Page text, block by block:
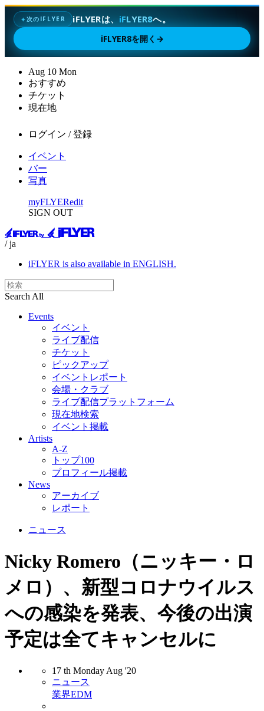
✦次のIFLYER iFLYERは、 iFLYER8へ。
iFLYER8を開く →
Aug 10 Mon
おすすめ
チケット
現在地
ログイン / 登録
イベント
バー
写真
myFLYERedit
SIGN OUT
/ ja
iFLYER is also available in ENGLISH.
Search All
Events
イベント
ライブ配信
チケット
ピックアップ
イベントレポート
会場・クラブ
ライブ配信プラットフォーム
現在地検索
イベント掲載
Artists
A-Z
トップ100
プロフィール掲載
News
アーカイブ
レポート
ニュース
Nicky Romero（ニッキー・ロ
メロ）、新型コロナウイルス
への感染を発表、今後の出演
予定は全てキャンセルに
17 th Monday Aug '20
ニュース
業界EDM